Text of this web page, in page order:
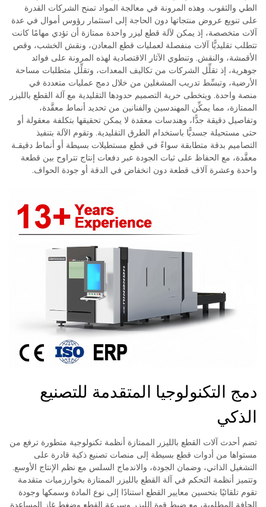
الطي والثقوب. وهذه المرونة في معالجة المواد تمنح الشركات القدرة
على تنويع عروض منتجاتها دون الحاجة إلى استثمار رؤوس أموال في عدة
آلات متخصصة، إذ يمكن لآلة قطع ليزر واحدة ممتازة أن تؤدي مهامًا كانت
تتطلب تقليديًّا آلات منفصلة لعمليات قطع المعادن، ونقش الخشب، وقص
الأقمشة، والنقش. وتنطوي الآثار الاقتصادية لهذه المرونة على فوائد
جوهرية، إذ تقلِّل الشركات من تكاليف المعدات، وتقلِّل متطلبات مساحة
الأرضية، وتبسِّط تدريب المشغلين من خلال دمج عمليات متعددة في
منصة واحدة. ويتخطى حرية التصميم حدودها التقليدية مع آلة القطع بالليزر
الممتازة، مما يمكِّن المهندسين والفنانين من تحديد أنماط معقَّدة،
وتفاصيل دقيقة جدًّا، وهندسات معقدة لا يمكن تحقيقها بتكلفة معقولة أو
حتى مستحيلة جسديًّا باستخدام الطرق التقليدية. وتقوم الآلة بتنفيذ
التصاميم بدقة متطابقة سواءً في قطع مستطيلات بسيطة أو أنماط دقيقـة
معقَّدة، مع الحفاظ على ثبات الجودة عبر دفعات إنتاج تتراوح بين قطعة
واحدة وعشرة آلاف قطعة دون انخفاض في الدقة أو جودة الحواف.
دمج التكنولوجيا المتقدمة للتصنيع
الذكي
تضم أحدث آلات القطع بالليزر الممتازة أنظمة تكنولوجية متطورة ترفع من
مستواها من أدوات قطع بسيطة إلى منصات تصنيع ذكية قادرة على
التشغيل الذاتي، وضمان الجودة، والاندماج السلس مع نظم الإنتاج الأوسع.
وتتميز أنظمة التحكم في آلة القطع بالليزر الممتازة بخوارزميات متقدمة
تقوم تلقائيًا بتحسين معايير القطع استنادًا إلى نوع المادة وسمكها وجودة
الحافة المطلوبة، مع ضبط قوة الليزر وسرعة القطع وضغط غاز المساعدة